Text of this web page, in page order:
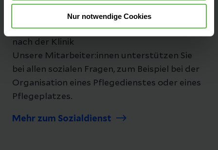
Nur notwendige Cookies
Sozialberatung- Unterstützung für die Zeit
nach der Klinik
Unsere Mitarbeiter:innen unterstützen Sie
bei allen sozialen Fragen, zum Beispiel bei der
Organisation eines Pflegedienstes oder eines
Pflegeplatzes.
Mehr zum Sozialdienst